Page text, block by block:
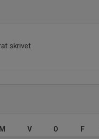
skrivet
M V O F